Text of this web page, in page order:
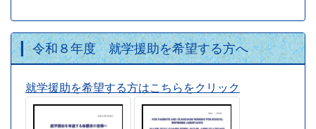
令和８年度 就学援助を希望する方へ
就学援助を希望する方はこちらをクリック